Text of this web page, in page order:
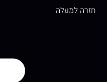
חזרה למעלה